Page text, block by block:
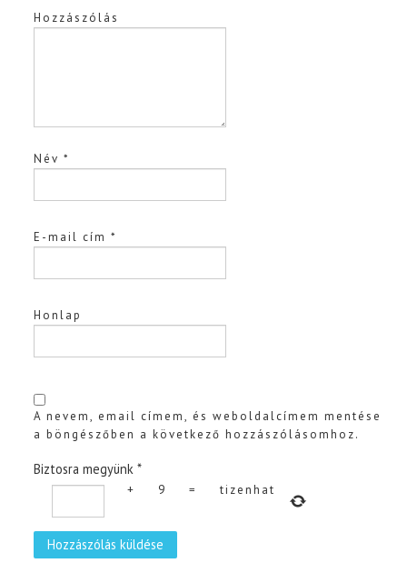
Hozzászólás
Név*
E-mail cím*
Honlap
A nevem, email címem, és weboldalcímem mentése
a böngészőben a következő hozzászólásomhoz.
Biztosra megyünk *
+ 9 = tizenhat